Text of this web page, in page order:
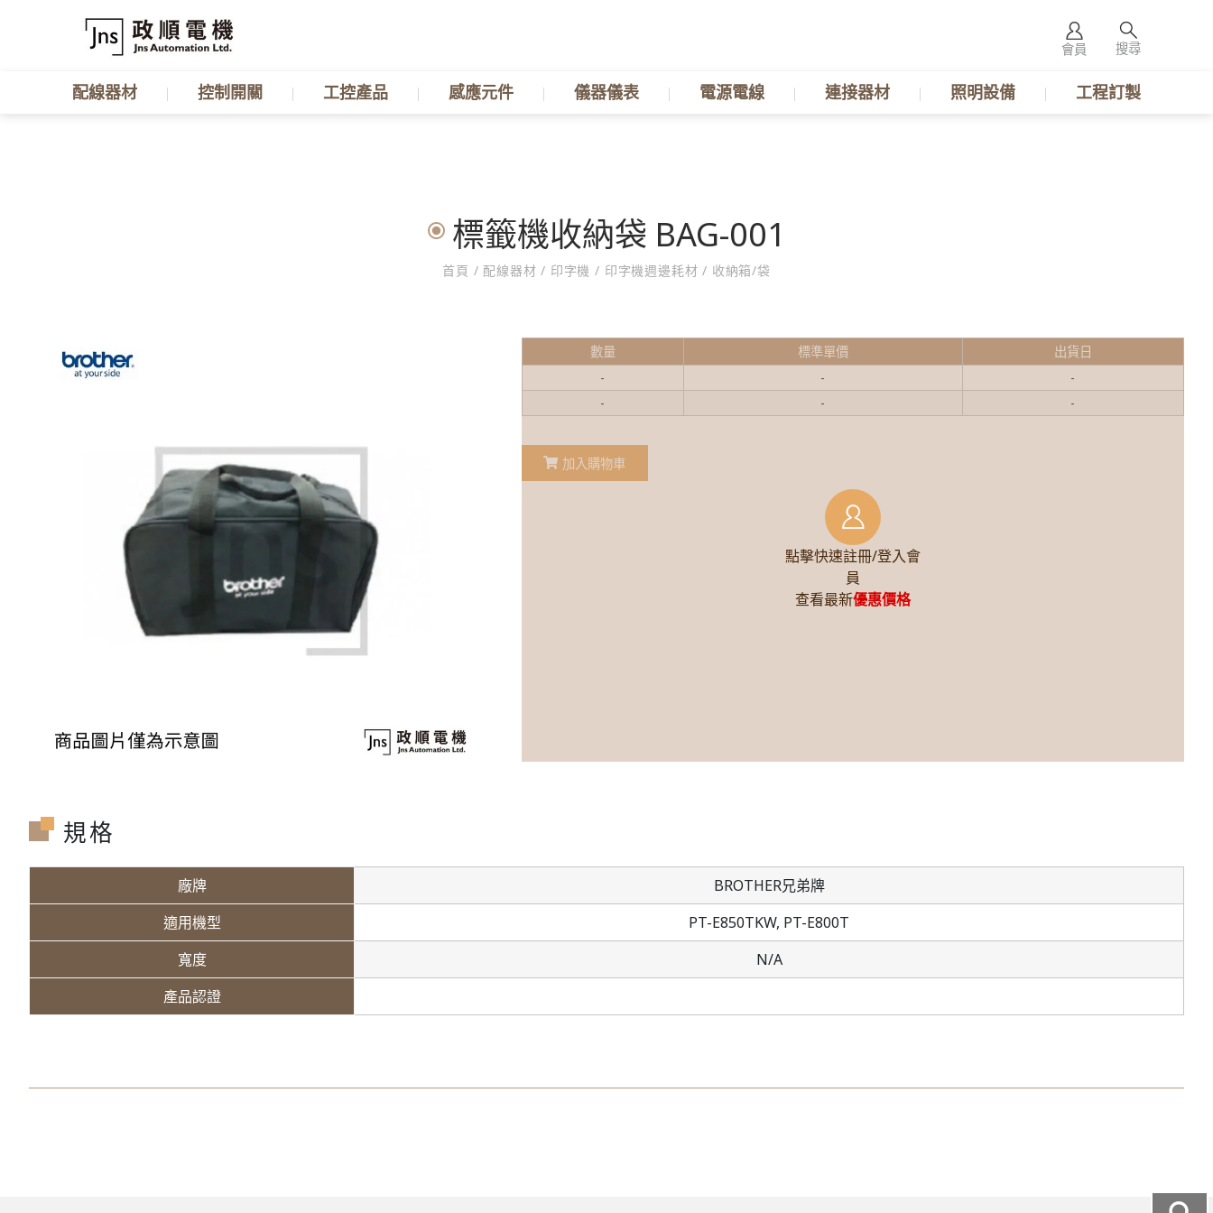
會員 搜尋
配線器材 控制開關 工控產品 感應元件 儀器儀表 電源電線 連接器材 照明設備 工程訂製
標籤機收納袋 BAG-001
首頁 / 配線器材/ 印字機/ 印字機週邊耗材/ 收納箱/袋
點擊快速註冊/登入會
員
查看最新優惠價格
數量 標準單價
出貨日
-
-
-
-
- -
加入購物車
規格
廠牌
BROTHER兄弟牌
適用機型
PT-E850TKW, PT-E800T
寬度
N/A
產品認證